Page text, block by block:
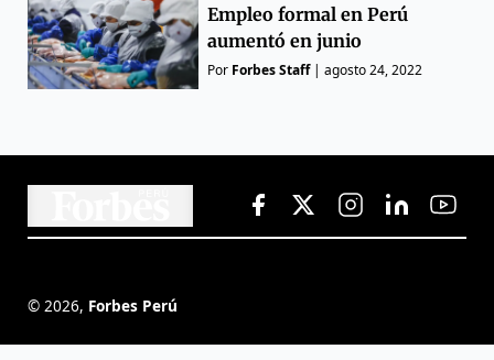
Empleo formal en Perú
aumentó en junio
Por Forbes Staff|agosto 24, 2022
© 2026, Forbes Perú